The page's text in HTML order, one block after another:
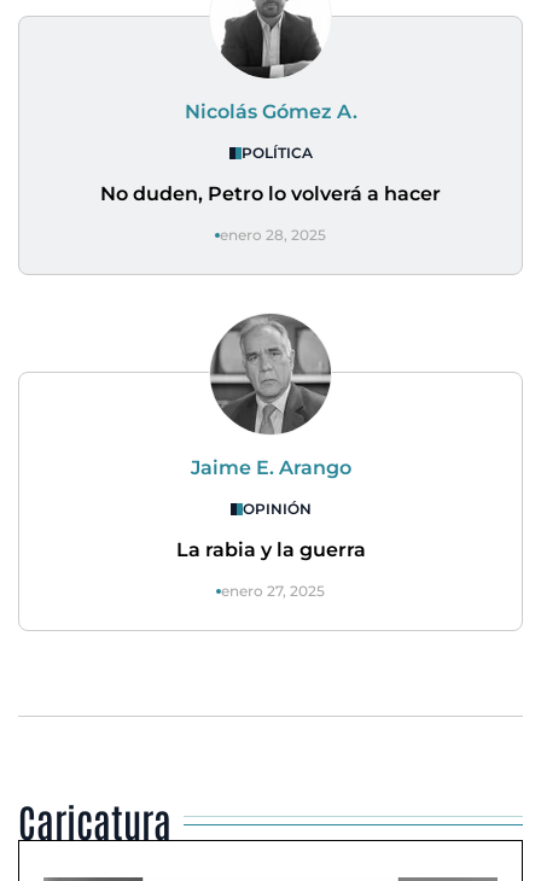
Nicolás Gómez A.
POLÍTICA
No duden, Petro lo volverá a hacer
enero 28, 2025
Jaime E. Arango
OPINIÓN
La rabia y la guerra
enero 27, 2025
Caricatura